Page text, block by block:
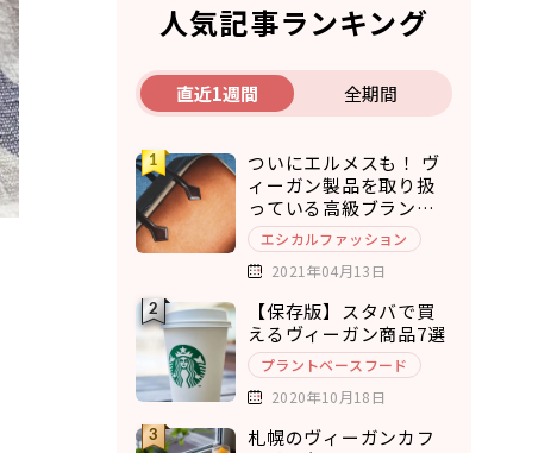
人気記事ランキング
直近1週間 全期間
ついにエルメスも！ ヴ
ィーガン製品を取り扱
っている高級ブランド7
選エシカルファッション
2021年04月13日
【保存版】スタバで買
えるヴィーガン商品7選
プラントベースフード
2020年10月18日
札幌のヴィーガンカフ